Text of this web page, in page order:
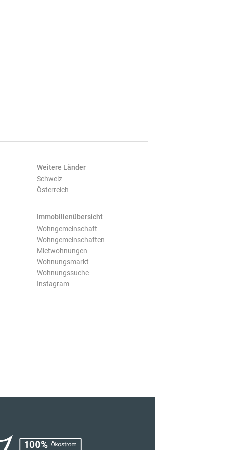
Weitere Länder
Schweiz
Österreich
Immobilienübersicht
Wohngemeinschaft
Wohngemeinschaften
Mietwohnungen
Wohnungsmarkt
Wohnungssuche
Instagram